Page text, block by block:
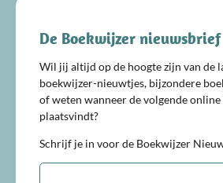
De Boekwijzer nieuwsbrief
Wil jij altijd op de hoogte zijn van de
boekwijzer-nieuwtjes, bijzondere
of weten wanneer de volgende
plaatsvindt?
Schrijf je in voor de Boekwijzer
E-